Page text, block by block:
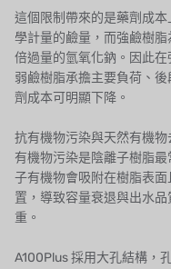
HONEYWELL
AZBIL
OLTREMARE
NIPCON
TROCHOID
EGO
這個限制帶來的是藥劑成
學計量的鹼量，而強鹼樹
倍過量的氫氧化鈉。因此
弱鹼樹脂承擔主要負荷、
劑成本可明顯下降。
抗有機物污染與天然有機物
有機物污染是陰離子樹脂
子有機物會吸附在樹脂表
置，導致容量衰退與出水
重。
A100Plus 採用大孔結構，